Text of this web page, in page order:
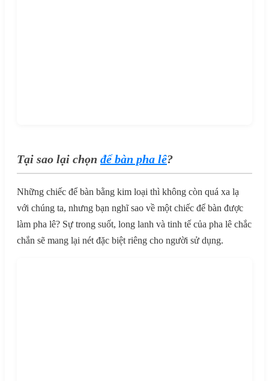
Tại sao lại chọn để bàn pha lê?
Những chiếc để bàn bằng kim loại thì không còn quá xa lạ
với chúng ta, nhưng bạn nghĩ sao về một chiếc để bàn được
làm pha lê? Sự trong suốt, long lanh và tinh tế của pha lê chắc
chắn sẽ mang lại nét đặc biệt riêng cho người sử dụng.